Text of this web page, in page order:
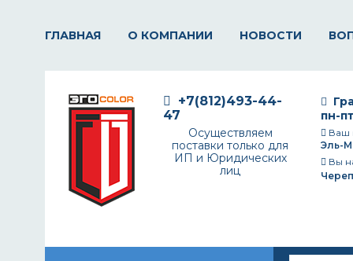
ГЛАВНАЯ О КОМПАНИИ НОВОСТИ
пн-
Ваш
Эль-
Вы
+7(812)493-44-
47
Осуществляем
поставки только для
ИП и Юридических
лиц